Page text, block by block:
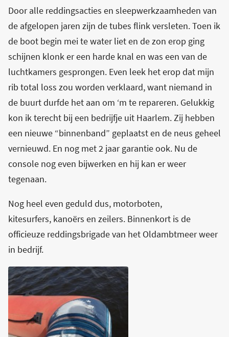
Door alle reddingsacties en sleepwerkzaamheden van
de afgelopen jaren zijn de tubes flink versleten. Toen ik
de boot begin mei te water liet en de zon erop ging
schijnen klonk er een harde knal en was een van de
luchtkamers gesprongen. Even leek het erop dat mijn
rib total loss zou worden verklaard, want niemand in
de buurt durfde het aan om ‘m te repareren. Gelukkig
kon ik terecht bij een bedrijfje uit Haarlem. Zij hebben
een nieuwe “binnenband” geplaatst en de neus geheel
vernieuwd. En nog met 2 jaar garantie ook. Nu de
console nog even bijwerken en hij kan er weer
tegenaan.
Nog heel even geduld dus, motorboten,
kitesurfers, kanoërs en zeilers. Binnenkort is de
officieuze reddingsbrigade van het Oldambtmeer weer
in bedrijf.